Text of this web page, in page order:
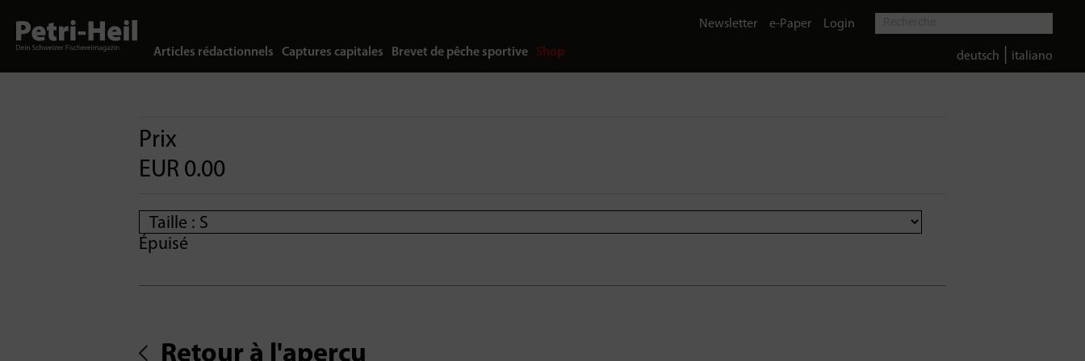
Articles rédactionnels Captures capitales Brevet de pêche sportive Shop
Newsletter e-Paper Login
deutsch italiano
Prix
EUR 0.00
Épuisé
Retour à l'aperçu